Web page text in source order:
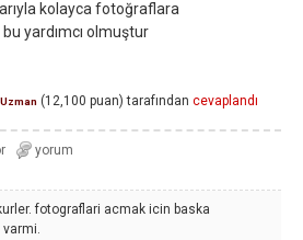
kolayca fotoğraflara
yardımcı olmuştur
Uzman (12,100 puan) tarafından cevaplandı
fotograflari acmak icin baska